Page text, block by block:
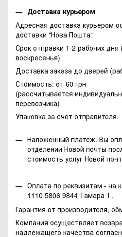
Доставка курьером
Адресная доставка курьером
доставки "Нова Пошта"
Срок отправки 1-2 рабочих дня
воскресенья)
Доставка заказа до дверей
Стоимость: от 60 грн
(рассчитывается
перевозчика)
Упаковка за счет отправителя.
Наложенный платеж. Вы
отделении Новой почты
стоимость услуг Новой
Оплата по реквизитам - на
1110 5806 9844 Тамара Т.
Гарантия от производителя,
Компания осуществляет
надлежащего качества